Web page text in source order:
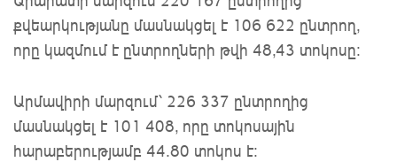
քվեարկությանը մասնակցել է 106 622 ընտրող,
որը կազմում է ընտրողների թվի 48,43 տոկոսը:
Արմավիրի մարզում՝ 226 337 ընտրողից
մասնակցել է 101 408, որը տոկոսային
հարաբերությամբ 44.80 տոկոս է: